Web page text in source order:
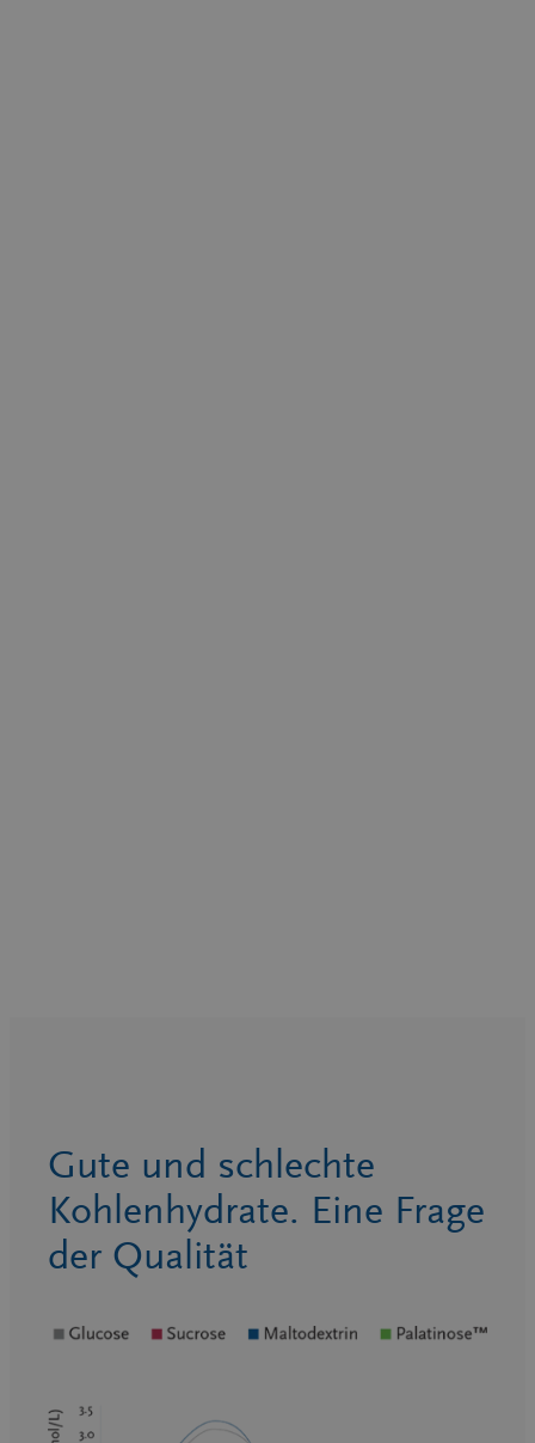
Gute und schlechte
Kohlenhydrate. Eine Frage
der Qualität